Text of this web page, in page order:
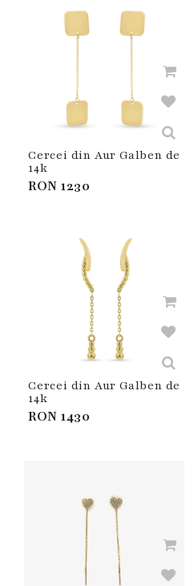
Cercei din Aur Galben de
14k
RON1230
Cercei din Aur Galben de
14k
RON1430